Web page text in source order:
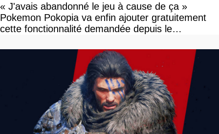
« J'avais abandonné le jeu à cause de ça »
Pokemon Pokopia va enfin ajouter gratuitement
cette fonctionnalité demandée depuis le